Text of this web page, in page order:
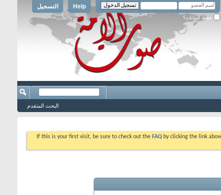
التسجيل Help
حفظ البيانات؟
البحث المتقدم
If this is your first visit, be sure to check out the FAQ by clicking the link